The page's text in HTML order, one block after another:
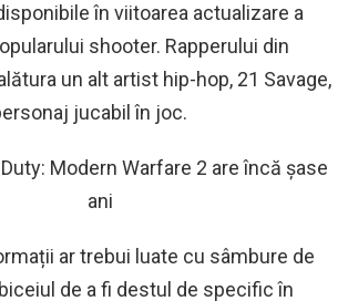
în viitoarea actualizare a
shooter. Rapperului din
un alt artist hip-hop, 21 Savage,
jucabil în joc.
Duty: Modern Warfare 2 are încă șase
ani
ar trebui luate cu sâmbure de
de a fi destul de specific în